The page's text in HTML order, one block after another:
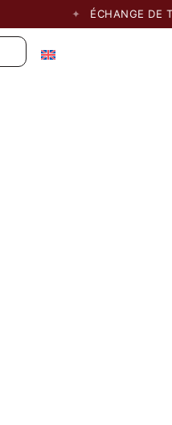
ÉCHANGE DE TAILLE